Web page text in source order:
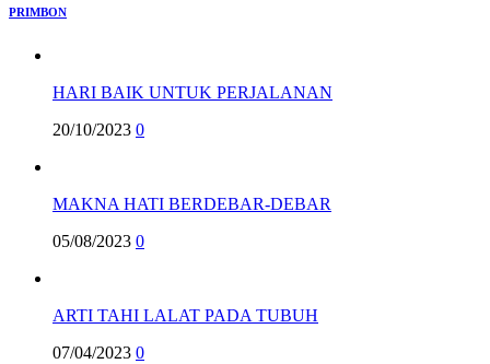
PRIMBON
HARI BAIK UNTUK PERJALANAN
20/10/2023 0
MAKNA HATI BERDEBAR-DEBAR
05/08/2023 0
ARTI TAHI LALAT PADA TUBUH
07/04/2023 0